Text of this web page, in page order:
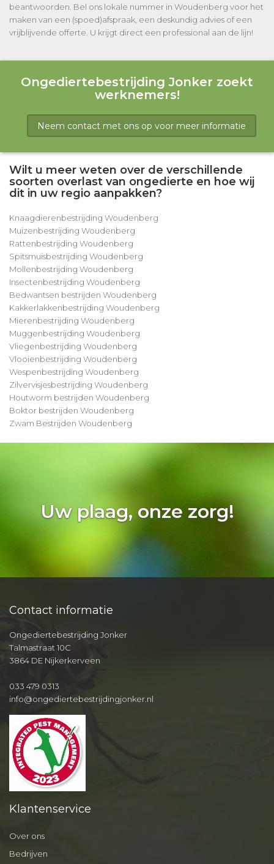
beantwoorden. Bel ons lokale nummer in Woudenberg voor het
maken van een (spoed)afspraak, een deskundig advies of een
vrijblijvende offerte. U krijgt direct een professional aan de lijn!
Ongediertebestrijding Jonker zoekt
werknemers!
Neem contact met ons op voor meer informatie
Wilt u meer weten over de verschillende
soorten overlast van ongedierte en hoe wij
dit in uw regio aanpakken?
Knaagdierenbestrijding Woudenberg
Muizenbestrijding Woudenberg
Rattenbestrijding Woudenberg
Spitsmuisbestrijding Woudenberg
Mollenbestrijding Woudenberg
Insectenbestrijding Woudenberg
Bedwantsen bestrijden Woudenberg
Kakkerlakkenbestrijding Woudenberg
Mierenbestrijding Woudenberg
Muggenbestrijding Woudenberg
Vliegenbestrijding Woudenberg
Vlooienbestrijding Woudenberg
Wespenbestrijding Woudenberg
Zilvervisjesbestrijding Woudenberg
Houtworm bestrijden Woudenberg
Boktor bestrijden Woudenberg
Zwam Bestrijden Woudenberg
Uw plaag, onze zorg!
Contact informatie
Ongediertebestrijding Jonker
Talmastraat 10C
3864 DE Nijkerkerveen
033 479 0313
info@ongediertebestrijdingjonker.nl
Klantenservice
Over ons
Bedrijven